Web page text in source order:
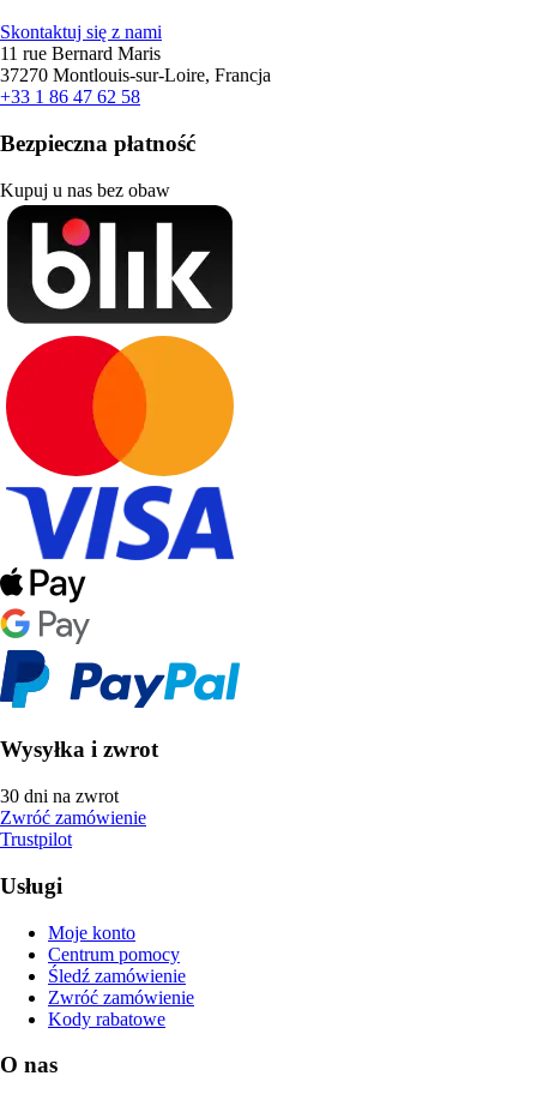
Skontaktuj się z nami
11 rue Bernard Maris
37270 Montlouis-sur-Loire, Francja
+33 1 86 47 62 58
Bezpieczna płatność
Kupuj u nas bez obaw
Wysyłka i zwrot
30 dni na zwrot
Zwróć zamówienie
Trustpilot
Usługi
Moje konto
Centrum pomocy
Śledź zamówienie
Zwróć zamówienie
Kody rabatowe
O nas